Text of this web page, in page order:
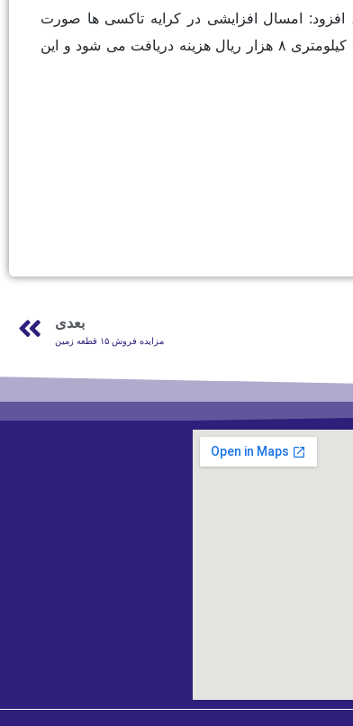
افزود: امسال افزایشی در کرایه تاکسی ها صورت
گرفت که بسیار اندک بود و به ازای هر مسیر ۲ کیلومتری برای هر فرد ۶ هزار ریال و مسیر ۴ کیلومتری ۸ هزار ریال هزینه دریافت می شود و این
بعدی
مزایده فروش ۱۵ قطعه زمین